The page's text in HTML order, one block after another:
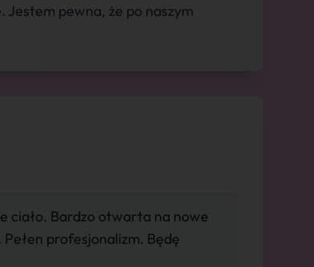
Jestem pewna, że po naszym
ciało. Bardzo otwarta na nowe
profesjonalizm. Będę